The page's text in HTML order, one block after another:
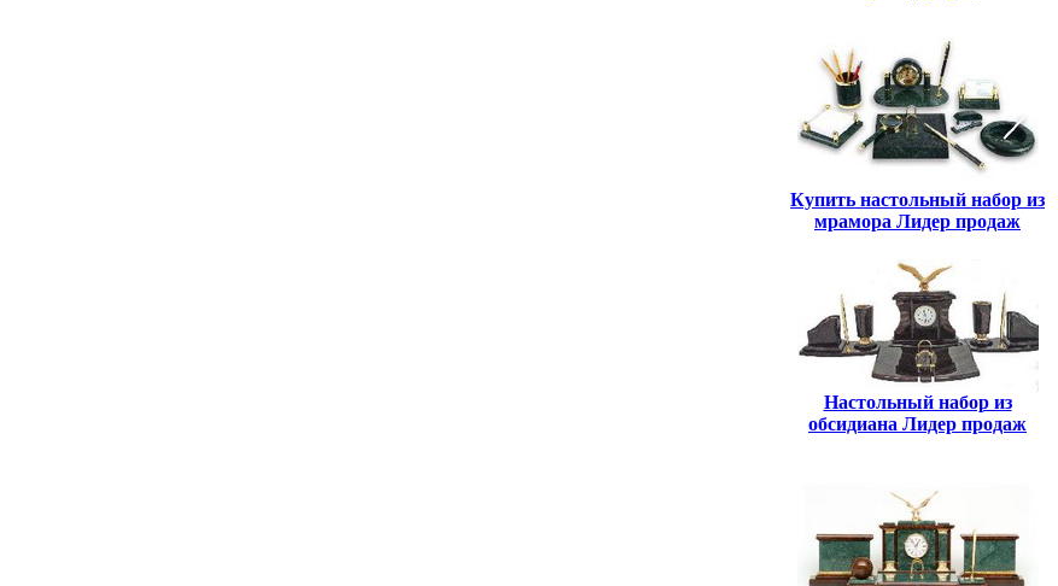
Купить настольный набор из
мрамора Лидер продаж
Настольный набор из
обсидиана Лидер продаж